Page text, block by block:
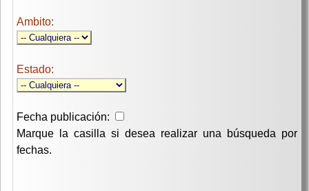
Ambito:
Estado:
Fecha publicación:
Marque la casilla si desea realizar una búsqueda por
fechas.